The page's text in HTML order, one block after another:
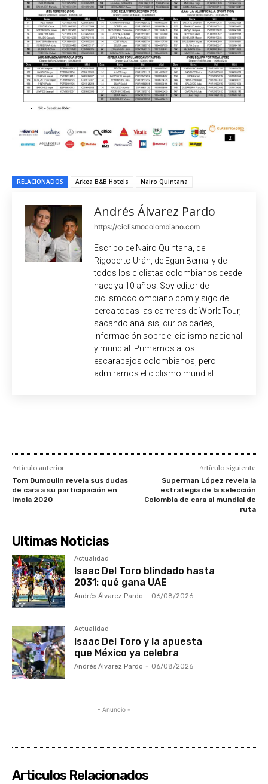
RELACIONADOS Arkea B&B Hotels Nairo Quintana
Andrés Álvarez Pardo
https://ciclismocolombiano.com
Escribo de Nairo Quintana, de
Rigoberto Urán, de Egan Bernal y de
todos los ciclistas colombianos desde
hace ya 10 años. Soy editor de
ciclismocolombiano.com y sigo de
cerca todas las carreras de WorldTour,
sacando análisis, curiosidades,
información sobre el ciclismo nacional
y mundial. Primamos a los
escarabajos colombianos, pero
admiramos el ciclismo mundial.
Artículo anterior
Tom Dumoulin revela sus dudas
de cara a su participación en
Imola 2020
Artículo siguiente
Superman López revela la
estrategia de la selección
Colombia de cara al mundial de
ruta
Ultimas Noticias
Actualidad
Isaac Del Toro blindado hasta
2031: qué gana UAE
Andrés Álvarez Pardo - 06/08/2026
Actualidad
Isaac Del Toro y la apuesta
que México ya celebra
Andrés Álvarez Pardo - 06/08/2026
- Anuncio -
Articulos Relacionados